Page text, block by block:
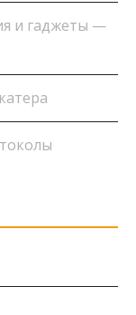
и гаджеты —